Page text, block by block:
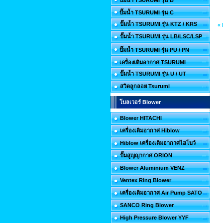
ปั๊มน้ำ TSURUMI รุ่น C
ปั๊มน้ำ TSURUMI รุ่น KTZ / KRS
ปั๊มน้ำ TSURUMI รุ่น LB/LSC/LSP
ปั๊มน้ำ TSURUMI รุ่น PU / PN
เครื่องเติมอากาศ TSURUMI
ปั๊มน้ำ TSURUMI รุ่น U / UT
สวิตลูกลอย Tsurumi
โบลเวอร์ Blower
Blower HITACHI
เครื่องเติมอากาศ Hiblow
Hiblow เครื่องเติมอากาศไฮโบว์
ปั๊มสูญญากาศ ORION
Blower Aluminium VENZ
Ventex Ring Blower
เครื่องเติมอากาศ Air Pump SATO
SANCO Ring Blower
High Pressure Blower YYF
«